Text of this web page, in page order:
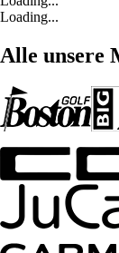
Loading...
Alle unsere